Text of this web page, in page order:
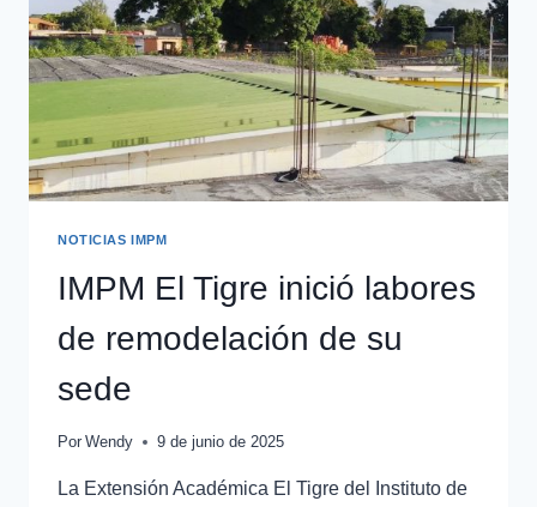
NOTICIAS IMPM
IMPM El Tigre inició labores
de remodelación de su
sede
Por Wendy 9 de junio de 2025
La Extensión Académica El Tigre del Instituto de